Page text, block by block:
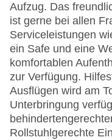
Aufzug. Das
ist gerne bei allen
Serviceleistungen
ein Safe und eine
komfortablen
zur Verfügung.
Ausflügen wird am
Unterbringung
Rollstuhlgerechte